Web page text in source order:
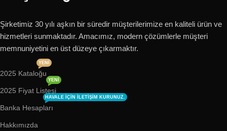
Şirketimiz 30 yılı aşkın bir süredir müşterilerimize en kaliteli ürün ve
hizmetleri sunmaktadır. Amacımız, modern çözümlerle müşteri
memnuniyetini en üst düzeye çıkarmaktır.
2025 Kataloğu
YENI
2025 Fiyat Listesi
YENI
Banka Hesapları
HAVALE IÇIN ILETIŞIM KURUNUZ.
Hakkımızda